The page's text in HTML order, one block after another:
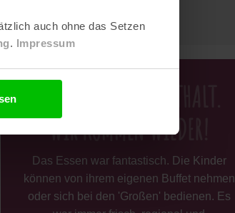
auch ohne das Setzen
. Impressum
WIR KOMMEN WIEDER!
Das Essen war fantastisch. Die Kinder
können von ihrem eigenen Buffet nehmen
oder sich bei den 'Großen' bedienen. Es